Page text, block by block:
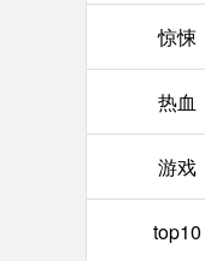
惊悚
热血
游戏
top10